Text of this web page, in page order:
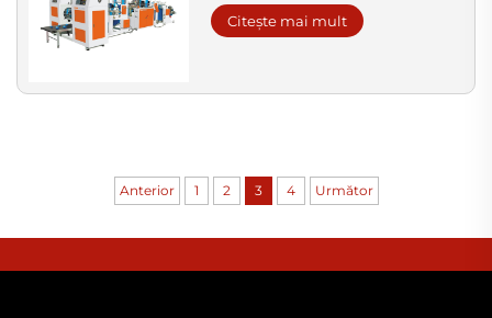
Citește mai mult
Anterior 1 2 3 4 Următor